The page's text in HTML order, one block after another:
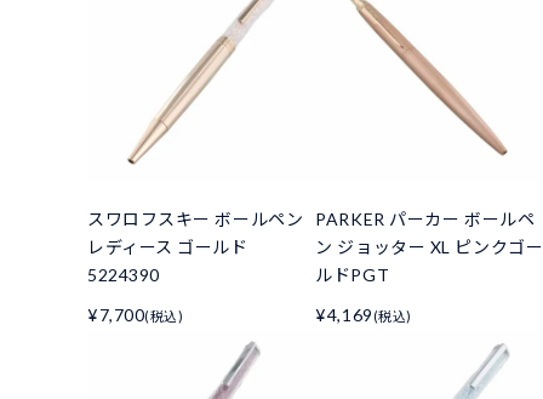
スワロフスキー ボールペン
レディース ゴールド
5224390
¥7,700(税込)
PARKER パーカー ボールペ
ン ジョッター XL ピンクゴー
ルドPGT
¥4,169 (税込)